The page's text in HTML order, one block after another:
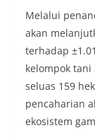
warga
Melalui
akan
terhadap
kelompok
seluas 159
pencaharian
ekosistem